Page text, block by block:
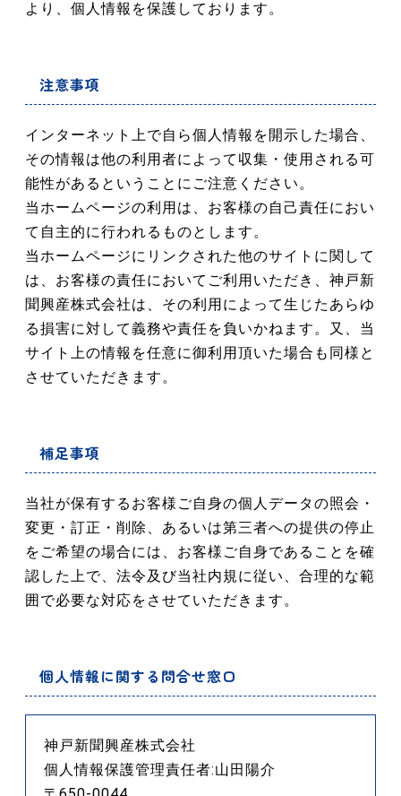
より、個人情報を保護しております。
注意事項
インターネット上で自ら個人情報を開示した場合、
その情報は他の利用者によって収集・使用される可
能性があるということにご注意ください。
当ホームページの利用は、お客様の自己責任におい
て自主的に行われるものとします。
当ホームページにリンクされた他のサイトに関して
は、お客様の責任においてご利用いただき、神戸新
聞興産株式会社は、その利用によって生じたあらゆ
る損害に対して義務や責任を負いかねます。又、当
サイト上の情報を任意に御利用頂いた場合も同様と
させていただきます。
補足事項
当社が保有するお客様ご自身の個人データの照会・
変更・訂正・削除、あるいは第三者への提供の停止
をご希望の場合には、お客様ご自身であることを確
認した上で、法令及び当社内規に従い、合理的な範
囲で必要な対応をさせていただきます。
個人情報に関する問合せ窓口
神戸新聞興産株式会社
個人情報保護管理責任者:山田陽介